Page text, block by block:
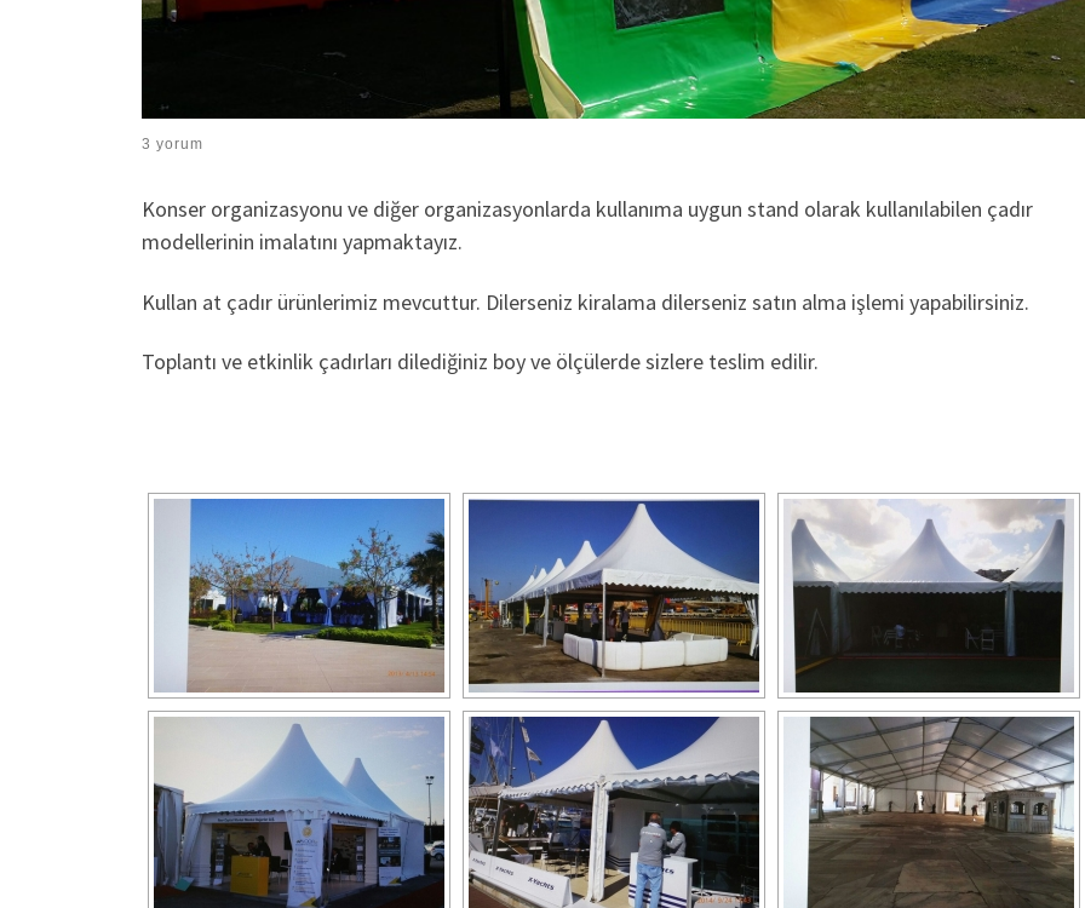
3 yorum
Konser organizasyonu ve diğer organizasyonlarda kullanıma uygun stand olarak kullanılabilen çadır
modellerinin imalatını yapmaktayız.
Kullan at çadır ürünlerimiz mevcuttur. Dilerseniz kiralama dilerseniz satın alma işlemi yapabilirsiniz.
Toplantı ve etkinlik çadırları dilediğiniz boy ve ölçülerde sizlere teslim edilir.